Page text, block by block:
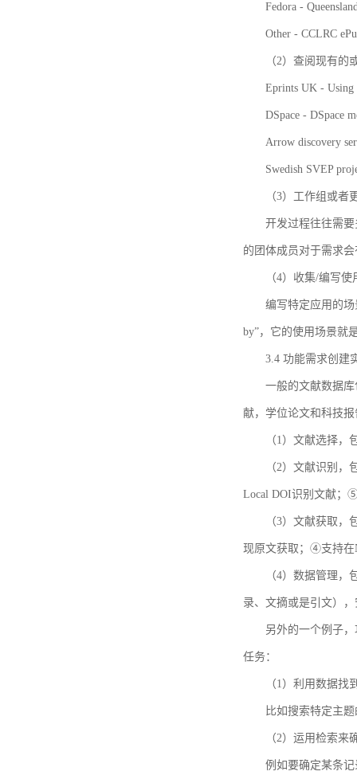
Fedora -
Other - CCLRC
（2）查阅现有
Eprints UK - Using
DSpace - DSpace
Arrow discovery
Swedish SVEP
（3）工作组或者
开发过程往往需
的团体成员对于需求
（4）收集/编写
编写特定应用的场
by”，它的使用场景就
3.4 功能需求创建
一般的文献数据
献，学位论文和科技
（1）文献选择
（2）文献识别
Local DOI识别文献；
（3）文献获取
现原文获取；④支持在
（4）数据管理
录、文摘或是引文）
另外的一个例子，
任务：
（1）利用数据找
比如搜索特定主
（2）运用检索来
例如要确定某条